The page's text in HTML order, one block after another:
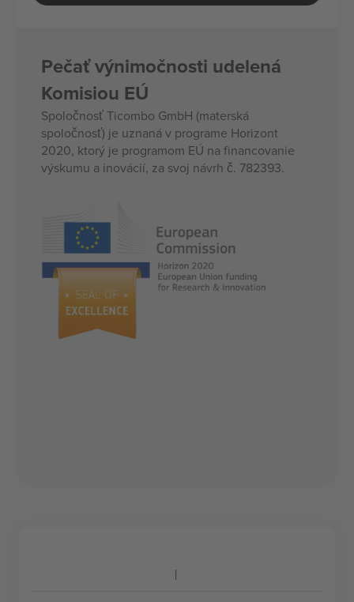
Pečať výnimočnosti udelená
Komisiou EÚ
Spoločnosť Ticombo GmbH (materská
spoločnosť) je uznaná v programe Horizont
2020, ktorý je programom EÚ na financovanie
výskumu a inovácií, za svoj návrh č. 782393.